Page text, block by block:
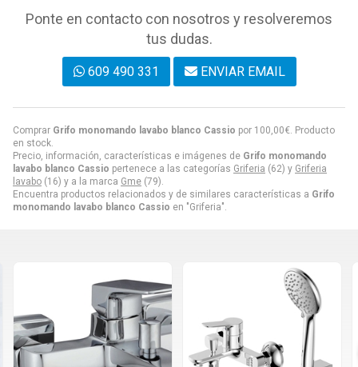
Comprar Grifo monomando lavabo blanco Cassio por 100,00€. Producto
en stock.
Precio, información, características e imágenes de Grifo monomando
lavabo blanco Cassio pertenece a las categorías Griferia (62) y Griferia
lavabo (16) y a la marca Gme (79).
Encuentra productos relacionados y de similares características a Grifo
monomando lavabo blanco Cassio en "Griferia".
Ponte en contacto con nosotros y resolveremos
tus dudas.
609 490 331 ENVIAR EMAIL